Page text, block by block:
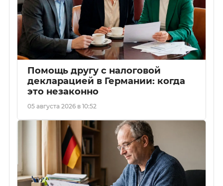
Помощь другу с налоговой
декларацией в Германии: когда
это незаконно
05 августа 2026 в 10:52